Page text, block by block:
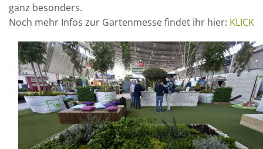
ganz besonders.
Noch mehr Infos zur Gartenmesse findet ihr hier: KLICK